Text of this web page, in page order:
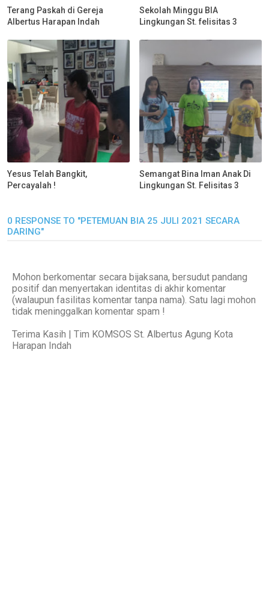
Terang Paskah di Gereja
Albertus Harapan Indah
Sekolah Minggu BIA
Lingkungan St. felisitas 3
Yesus Telah Bangkit,
Percayalah !
Semangat Bina Iman Anak Di
Lingkungan St. Felisitas 3
0 RESPONSE TO "PETEMUAN BIA 25 JULI 2021 SECARA
DARING"
Mohon berkomentar secara bijaksana, bersudut pandang
positif dan menyertakan identitas di akhir komentar
(walaupun fasilitas komentar tanpa nama). Satu lagi mohon
tidak meninggalkan komentar spam !
Terima Kasih | Tim KOMSOS St. Albertus Agung Kota
Harapan Indah